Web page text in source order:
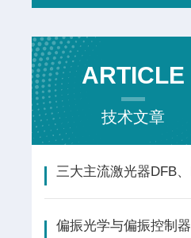
ARTICLE
技术文章